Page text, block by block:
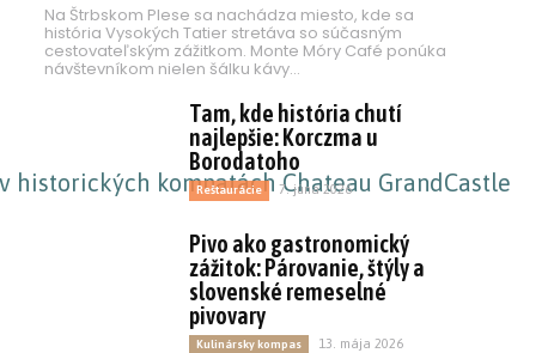
Na Štrbskom Plese sa nachádza miesto, kde sa
história Vysokých Tatier stretáva so súčasným
cestovateľským zážitkom. Monte Móry Café ponúka
návštevníkom nielen šálku kávy...
Tam, kde história chutí
najlepšie: Korczma u
Borodatoho
Reštaurácie 7. júna 2026
Pivo ako gastronomický
zážitok: Párovanie, štýly a
slovenské remeselné
pivovary
Kulinársky kompas 13. mája 2026